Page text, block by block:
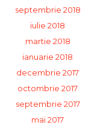
septembrie 2018
iulie 2018
martie 2018
ianuarie 2018
decembrie 2017
octombrie 2017
septembrie 2017
mai 2017